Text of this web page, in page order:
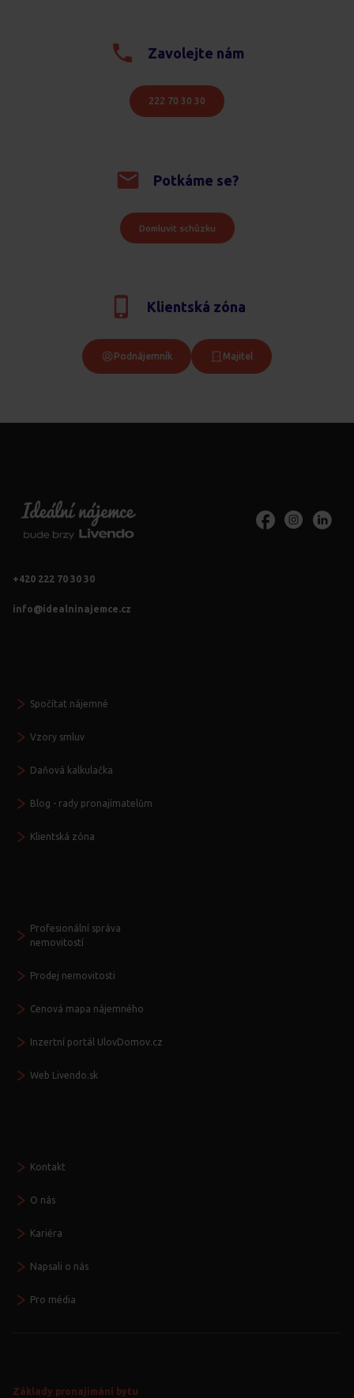
Zavolejte nám
222 70 30 30
Potkáme se?
Domluvit schůzku
Klientská zóna
Podnájemník Majitel
+420 222 70 30 30
info@idealninajemce.cz
Spočítat nájemné
Vzory smluv
Daňová kalkulačka
Blog - rady pronajímatelům
Klientská zóna
Profesionální správa
nemovitostí
Prodej nemovitosti
Cenová mapa nájemného
Inzertní portál UlovDomov.cz
Web Livendo.sk
Kontakt
O nás
Kariéra
Napsali o nás
Pro média
Základy pronajímání bytu